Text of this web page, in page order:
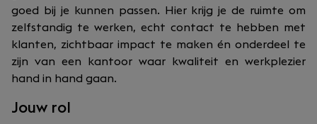
goed bij je kunnen passen. Hier krijg je de ruimte om
zelfstandig te werken, echt contact te hebben met
klanten, zichtbaar impact te maken én onderdeel te
zijn van een kantoor waar kwaliteit en werkplezier
hand in hand gaan.
Jouw rol